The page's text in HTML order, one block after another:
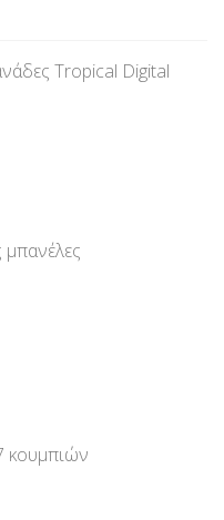
Tropical Digital
κουμπιών